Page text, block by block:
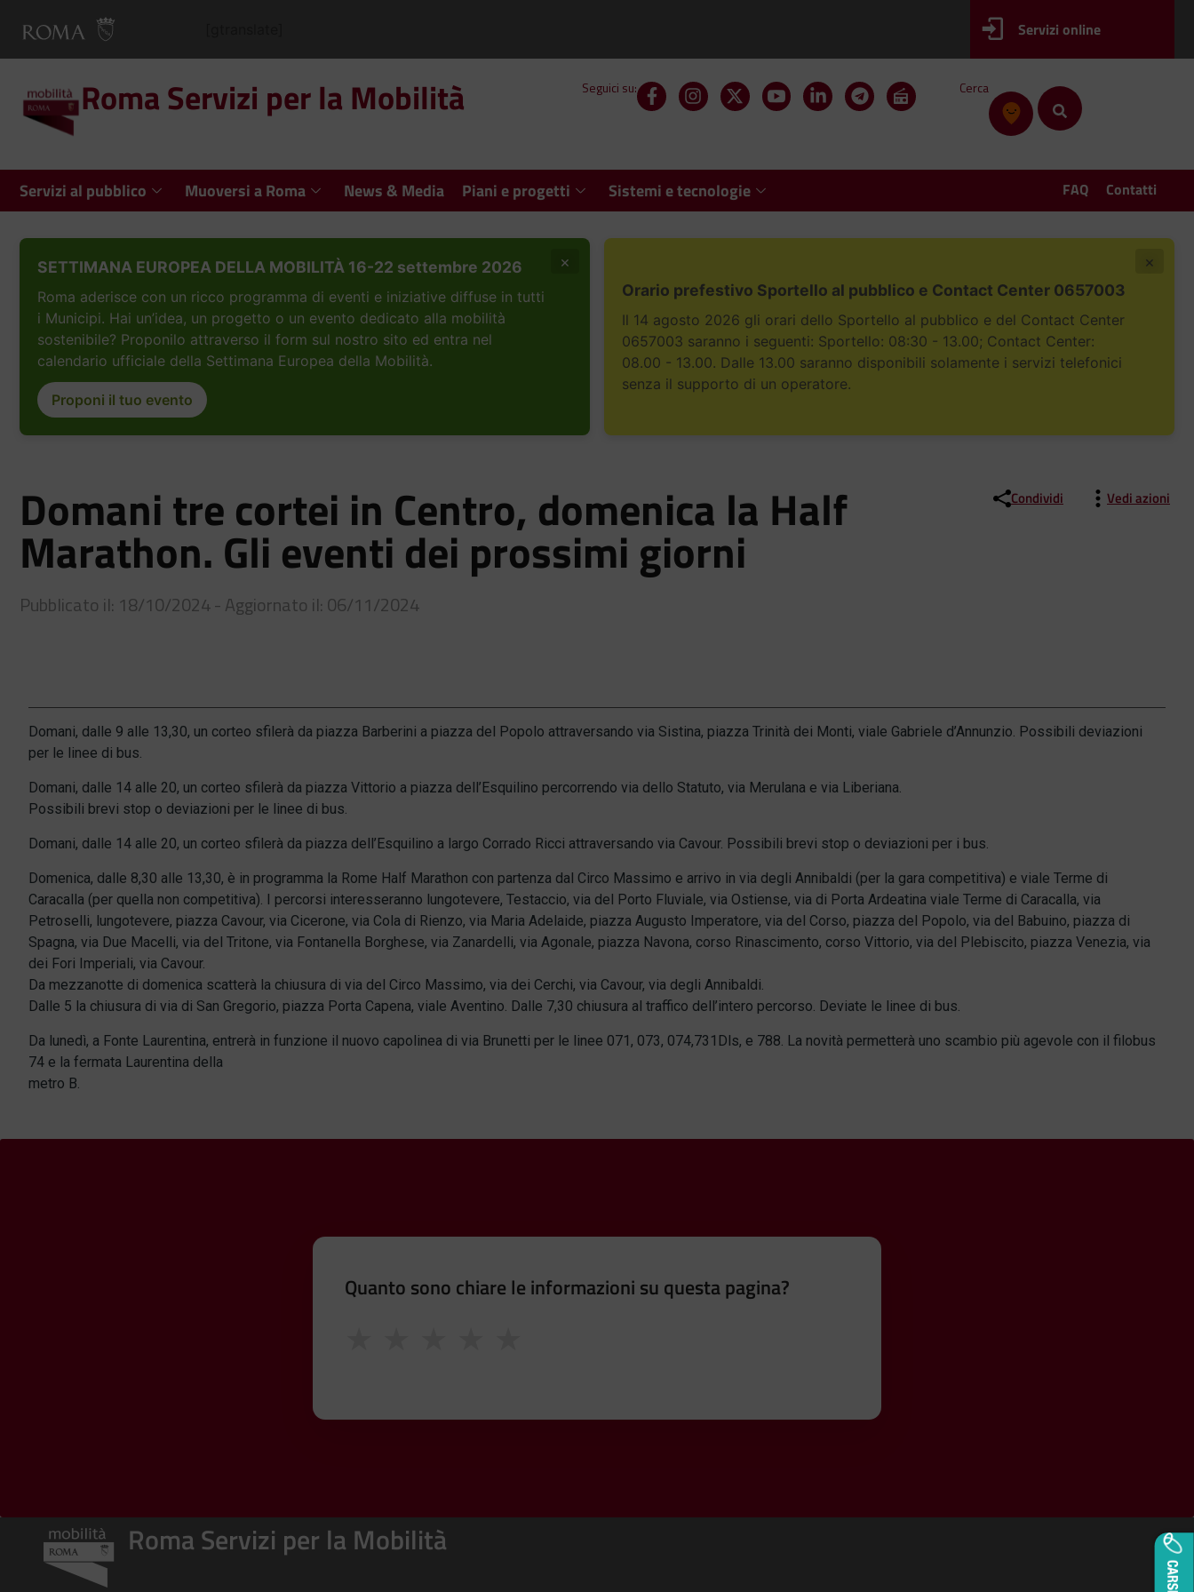
Servizi online
Roma Servizi per la Mobilità Seguici su: Cerca
Servizi al pubblico Muoversi a Roma News & Media Piani e progetti Sistemi e tecnologie FAQ Contatti
SETTIMANA EUROPEA DELLA MOBILITÀ 16-22 settembre 2026
Roma aderisce con un ricco programma di eventi e iniziative diffuse in tutti
i Municipi. Hai un’idea, un progetto o un evento dedicato alla mobilità
sostenibile? Proponilo attraverso il form sul nostro sito ed entra nel
calendario ufficiale della Settimana Europea della Mobilità.
Proponi il tuo evento
×
Orario prefestivo Sportello al pubblico e Contact Center 0657003
Il 14 agosto 2026 gli orari dello Sportello al pubblico e del Contact Center
0657003 saranno i seguenti: Sportello: 08:30 - 13.00; Contact Center:
08.00 - 13.00. Dalle 13.00 saranno disponibili solamente i servizi telefonici
senza il supporto di un operatore.
×
Domani tre cortei in Centro, domenica la Half
Marathon. Gli eventi dei prossimi giorni
Condividi Vedi azioni
Pubblicato il: 18/10/2024 - Aggiornato il: 06/11/2024
Domani, dalle 9 alle 13,30, un corteo sfilerà da piazza Barberini a piazza del Popolo attraversando via Sistina, piazza Trinità dei Monti, viale Gabriele d’Annunzio. Possibili deviazioni
per le linee di bus.
Domani, dalle 14 alle 20, un corteo sfilerà da piazza Vittorio a piazza dell’Esquilino percorrendo via dello Statuto, via Merulana e via Liberiana.
Possibili brevi stop o deviazioni per le linee di bus.
Domani, dalle 14 alle 20, un corteo sfilerà da piazza dell’Esquilino a largo Corrado Ricci attraversando via Cavour. Possibili brevi stop o deviazioni per i bus.
Domenica, dalle 8,30 alle 13,30, è in programma la Rome Half Marathon con partenza dal Circo Massimo e arrivo in via degli Annibaldi (per la gara competitiva) e viale Terme di
Caracalla (per quella non competitiva). I percorsi interesseranno lungotevere, Testaccio, via del Porto Fluviale, via Ostiense, via di Porta Ardeatina viale Terme di Caracalla, via
Petroselli, lungotevere, piazza Cavour, via Cicerone, via Cola di Rienzo, via Maria Adelaide, piazza Augusto Imperatore, via del Corso, piazza del Popolo, via del Babuino, piazza di
Spagna, via Due Macelli, via del Tritone, via Fontanella Borghese, via Zanardelli, via Agonale, piazza Navona, corso Rinascimento, corso Vittorio, via del Plebiscito, piazza Venezia, via
dei Fori Imperiali, via Cavour.
Da mezzanotte di domenica scatterà la chiusura di via del Circo Massimo, via dei Cerchi, via Cavour, via degli Annibaldi.
Dalle 5 la chiusura di via di San Gregorio, piazza Porta Capena, viale Aventino. Dalle 7,30 chiusura al traffico dell’intero percorso. Deviate le linee di bus.
Da lunedì, a Fonte Laurentina, entrerà in funzione il nuovo capolinea di via Brunetti per le linee 071, 073, 074,731Dls, e 788. La novità permetterà uno scambio più agevole con il filobus
74 e la fermata Laurentina della
metro B.
Quanto sono chiare le informazioni su questa pagina?
Roma Servizi per la Mobilità